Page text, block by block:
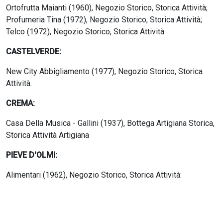
Ortofrutta Maianti (1960), Negozio Storico, Storica Attività;
Profumeria Tina (1972), Negozio Storico, Storica Attività;
Telco (1972), Negozio Storico, Storica Attività.
CASTELVERDE:
New City Abbigliamento (1977), Negozio Storico, Storica
Attività.
CREMA:
Casa Della Musica - Gallini (1937), Bottega Artigiana Storica,
Storica Attività Artigiana
PIEVE D'OLMI:
Alimentari (1962), Negozio Storico, Storica Attività: